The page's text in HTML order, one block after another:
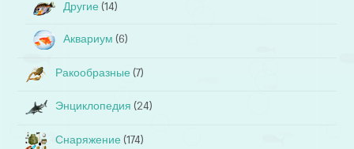
Другие (14)
Аквариум (6)
Ракообразные (7)
Энциклопедия (24)
Снаряжение (174)